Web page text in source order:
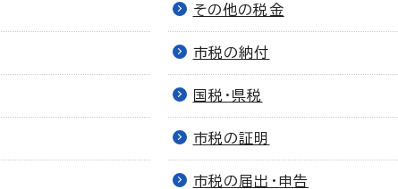
その他の税金
市税の納付
国税・県税
市税の証明
市税の届出・申告